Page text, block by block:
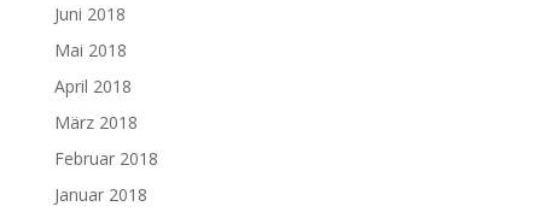
Juni 2018
Mai 2018
April 2018
März 2018
Februar 2018
Januar 2018